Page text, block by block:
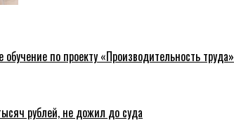
по проекту «Производительность труда»
рублей, не дожил до суда